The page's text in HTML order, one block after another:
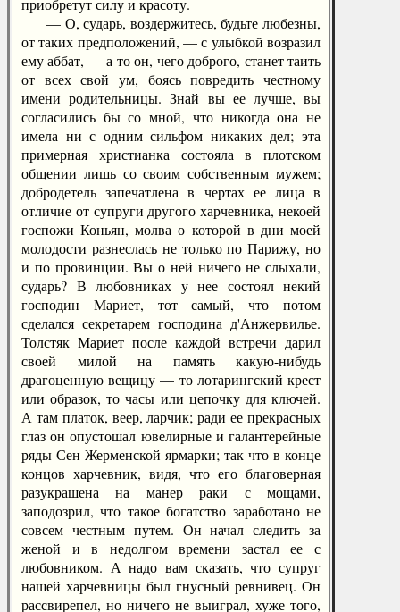
приобретут силу и красоту.
— О, сударь, воздержитесь, будьте любезны,
от таких предположений, — с улыбкой возразил
ему аббат, — а то он, чего доброго, станет таить
от всех свой ум, боясь повредить честному
имени родительницы. Знай вы ее лучше, вы
согласились бы со мной, что никогда она не
имела ни с одним сильфом никаких дел; эта
примерная христианка состояла в плотском
общении лишь со своим собственным мужем;
добродетель запечатлена в чертах ее лица в
отличие от супруги другого харчевника, некоей
госпожи Коньян, молва о которой в дни моей
молодости разнеслась не только по Парижу, но
и по провинции. Вы о ней ничего не слыхали,
сударь? В любовниках у нее состоял некий
господин Мариет, тот самый, что потом
сделался секретарем господина д'Анжервилье.
Толстяк Мариет после каждой встречи дарил
своей милой на память какую-нибудь
драгоценную вещицу — то лотарингский крест
или образок, то часы или цепочку для ключей.
А там платок, веер, ларчик; ради ее прекрасных
глаз он опустошал ювелирные и галантерейные
ряды Сен-Жерменской ярмарки; так что в конце
концов харчевник, видя, что его благоверная
разукрашена на манер раки с мощами,
заподозрил, что такое богатство заработано не
совсем честным путем. Он начал следить за
женой и в недолгом времени застал ее с
любовником. А надо вам сказать, что супруг
нашей харчевницы был гнусный ревнивец. Он
рассвирепел, но ничего не выиграл, хуже того,